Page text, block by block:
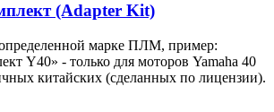
(Adapter Kit)
марке ПЛМ, пример:
Y40» - только для моторов Yamaha 40
китайских (сделанных по лицензии).